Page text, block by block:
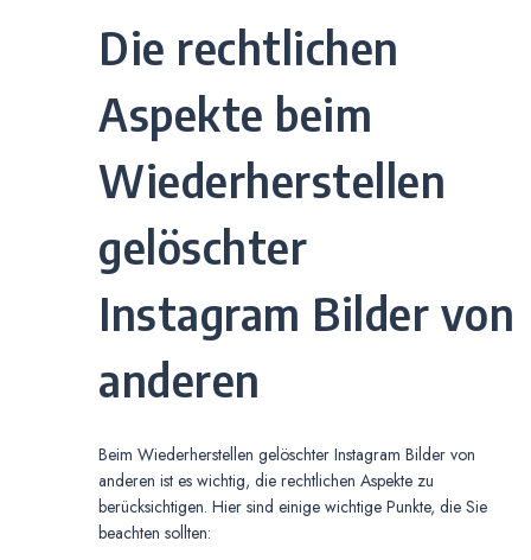
Die rechtlichen
Aspekte beim
Wiederherstellen
gelöschter
Instagram Bilder von
anderen
Beim Wiederherstellen gelöschter Instagram Bilder von
anderen ist es wichtig, die rechtlichen Aspekte zu
berücksichtigen. Hier sind einige wichtige Punkte, die Sie
beachten sollten: